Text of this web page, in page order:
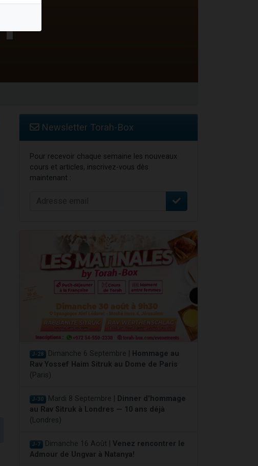
Newsletter Torah-Box
Pour recevoir chaque semaine les nouveaux
cours et articles, inscrivez-vous dès
maintenant :
J-28 Dimanche 6 Septembre |
Hommage au
Rav Yossef Haim Sitruk au Dome de Paris
(Paris)
J-30 Mardi 8 Septembre |
Dinner d'hommage
au Rav Sitruk à Londres — 10 ans déjà
(Londres)
J-7 Dimanche 16 Août | Venez rencontrer le
Admour de Ungvar à Natanya!